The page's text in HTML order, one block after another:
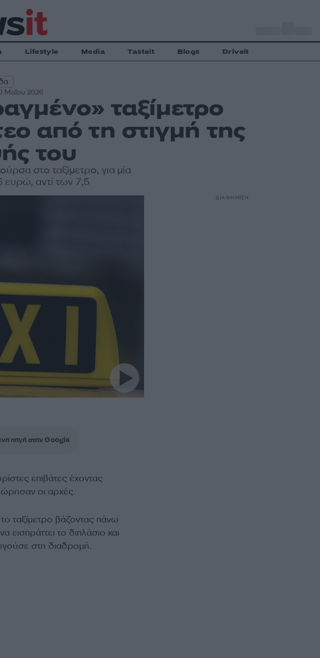
Lifestyle Media Tasteit Blogs Driveit
Μαΐου 2026
ταξίμετρο
από τη στιγμή της
του
στο ταξίμετρο, για μία
ευρώ, αντί των 7,5
πηγή στην Google
επιβάτες έχοντας
οι αρχές.
ταξίμετρο βάζοντας πάνω
το διπλάσιο και
στη διαδρομή.
ΔΙΑΦΗΜΙΣΗ